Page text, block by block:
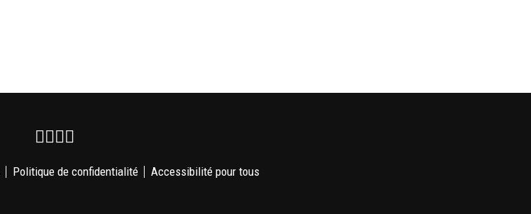
Facebook
Instagram
Youtube
Politique de confidentialité Accessibilité pour tous